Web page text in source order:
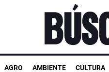
AGRO AMBIENTE CULTURA